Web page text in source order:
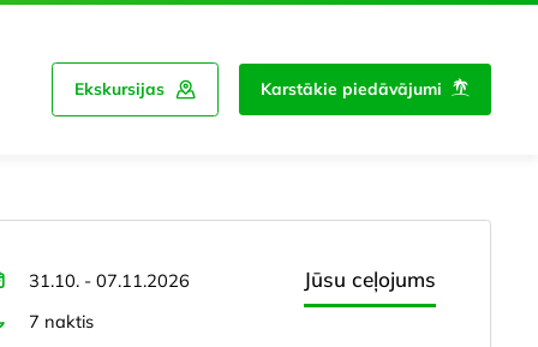
Ekskursijas Karstākie piedāvājumi
31.10. - 07.11.2026
7 naktis
Jūsu ceļojums